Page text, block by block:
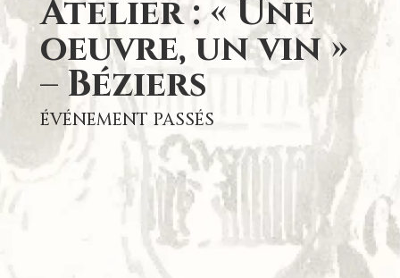
Atelier : « Une
oeuvre, un vin »
– Béziers
ÉVÉNEMENT PASSÉS